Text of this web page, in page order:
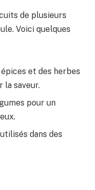
de plusieurs
Voici quelques
et des herbes
la saveur.
pour un
dans des